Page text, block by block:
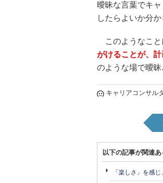
曖昧な言葉でキ
したらよいか分
このようなこと
がけることが、
のような場で曖
キャリアコンサル
以下の記事が関連
「楽しさ」を感